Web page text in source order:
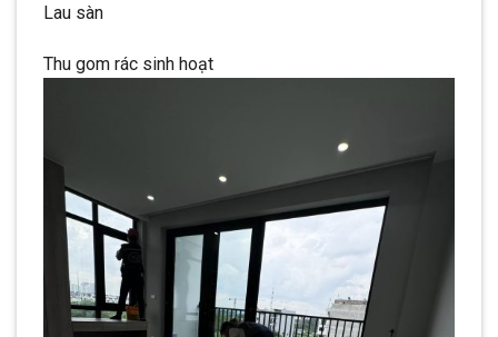
Lau sàn
Thu gom rác sinh hoạt